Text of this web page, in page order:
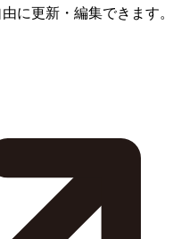
に更新・編集できます。